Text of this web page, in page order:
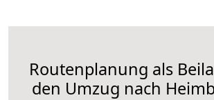
Routenplanung als
den Umzug nach